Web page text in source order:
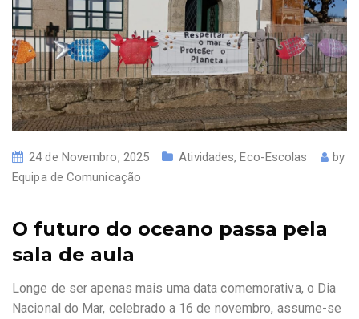
24 de Novembro, 2025 Atividades,Eco-Escolas
by
Equipa de Comunicação
O futuro do oceano passa pela
sala de aula
Longe de ser apenas mais uma data comemorativa, o Dia
Nacional do Mar, celebrado a 16 de novembro, assume-se